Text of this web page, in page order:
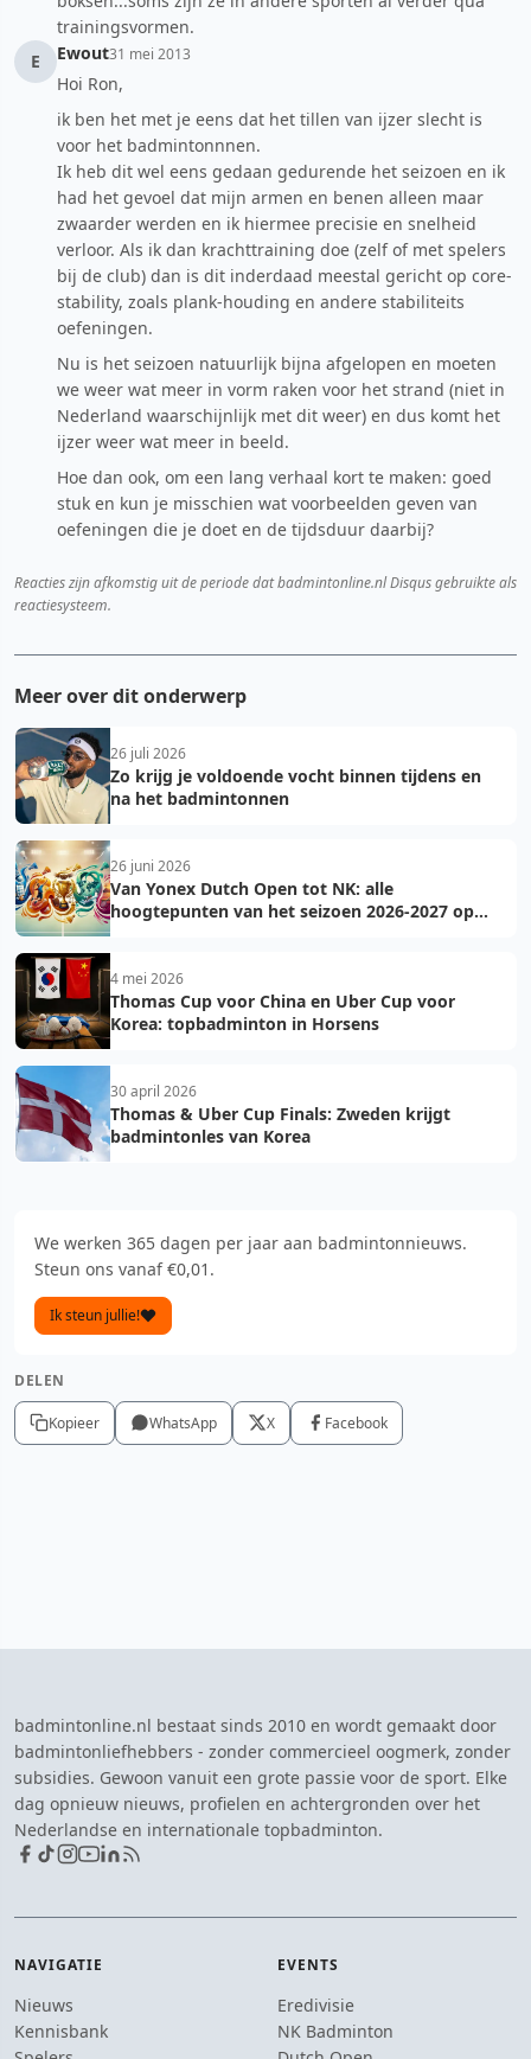
trainingsvormen.
E
Ewout31 mei 2013
Hoi Ron,
ik ben het met je eens dat het tillen van ijzer slecht is
voor het badmintonnnen.
Ik heb dit wel eens gedaan gedurende het seizoen en ik
had het gevoel dat mijn armen en benen alleen maar
zwaarder werden en ik hiermee precisie en snelheid
verloor. Als ik dan krachttraining doe (zelf of met spelers
bij de club) dan is dit inderdaad meestal gericht op core-
stability, zoals plank-houding en andere stabiliteits
oefeningen.
Nu is het seizoen natuurlijk bijna afgelopen en moeten
we weer wat meer in vorm raken voor het strand (niet in
Nederland waarschijnlijk met dit weer) en dus komt het
ijzer weer wat meer in beeld.
Hoe dan ook, om een lang verhaal kort te maken: goed
stuk en kun je misschien wat voorbeelden geven van
oefeningen die je doet en de tijdsduur daarbij?
Reacties zijn afkomstig uit de periode dat badmintonline.nl Disqus gebruikte als
reactiesysteem.
Meer over dit onderwerp
26 juli 2026
Zo krijg je voldoende vocht binnen tijdens en
na het badmintonnen
26 juni 2026
Van Yonex Dutch Open tot NK: alle
hoogtepunten van het seizoen 2026-2027 op
4 mei 2026
Thomas Cup voor China en Uber Cup voor
Korea: topbadminton in Horsens
30 april 2026
Thomas & Uber Cup Finals: Zweden krijgt
badmintonles van Korea
We werken 365 dagen per jaar aan badmintonnieuws.
Steun ons vanaf €0,01.
Ik steun jullie!
DELEN
Kopieer WhatsApp X Facebook
badmintonline.nl bestaat sinds 2010 en wordt gemaakt door
badmintonliefhebbers - zonder commercieel oogmerk, zonder
subsidies. Gewoon vanuit een grote passie voor de sport. Elke
dag opnieuw nieuws, profielen en achtergronden over het
Nederlandse en internationale topbadminton.
NAVIGATIE
Nieuws
Kennisbank
EVENTS
Eredivisie
NK Badminton